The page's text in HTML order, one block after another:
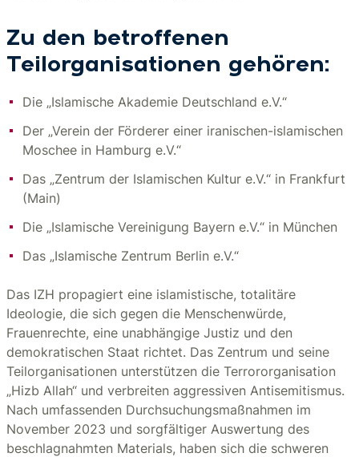
Zu den betroffenen
Teilorganisationen gehören:
Die „Islamische Akademie Deutschland e.V.“
Der „Verein der Förderer einer iranischen-islamischen
Moschee in Hamburg e.V.“
Das „Zentrum der Islamischen Kultur e.V.“ in Frankfurt
(Main)
Die „Islamische Vereinigung Bayern e.V.“ in München
Das „Islamische Zentrum Berlin e.V.“
Das IZH propagiert eine islamistische, totalitäre
Ideologie, die sich gegen die Menschenwürde,
Frauenrechte, eine unabhängige Justiz und den
demokratischen Staat richtet. Das Zentrum und seine
Teilorganisationen unterstützen die Terrororganisation
„Hizb Allah“ und verbreiten aggressiven Antisemitismus.
Nach umfassenden Durchsuchungsmaßnahmen im
November 2023 und sorgfältiger Auswertung des
beschlagnahmten Materials, haben sich die schweren